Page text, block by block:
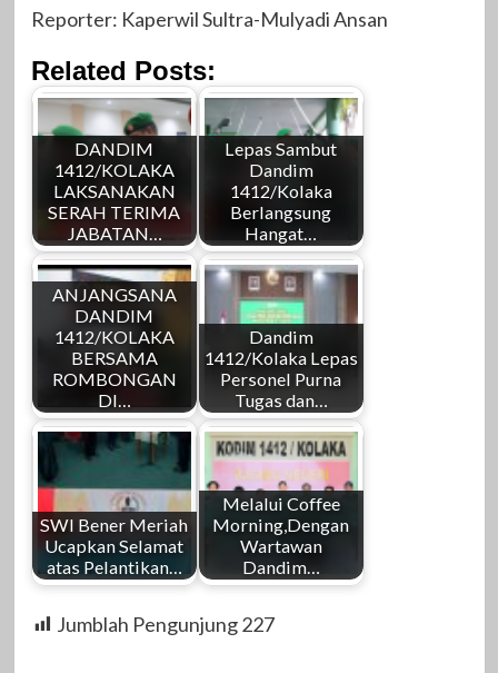
Reporter: Kaperwil Sultra-Mulyadi Ansan
Related Posts:
DANDIM
1412/KOLAKA
LAKSANAKAN
SERAH TERIMA
JABATAN…
Lepas Sambut
Dandim
1412/Kolaka
Berlangsung
Hangat…
ANJANGSANA
DANDIM
1412/KOLAKA
BERSAMA
ROMBONGAN
DI…
Dandim
1412/Kolaka Lepas
Personel Purna
Tugas dan…
SWI Bener Meriah
Ucapkan Selamat
atas Pelantikan…
Melalui Coffee
Morning,Dengan
Wartawan
Dandim…
Jumblah Pengunjung 227